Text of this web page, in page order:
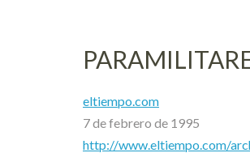
eltiempo.com
7 de febrero de 1995
http://www.eltiempo.com/